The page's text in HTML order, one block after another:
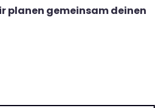
planen gemeinsam deinen